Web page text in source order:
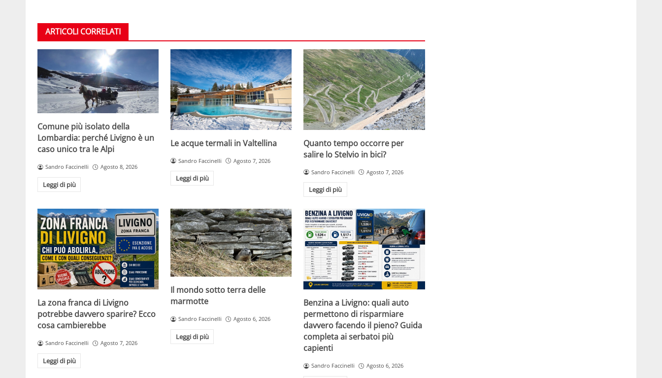
ARTICOLI CORRELATI
Comune più isolato della
Lombardia: perché Livigno è un
caso unico tra le Alpi
Sandro Faccinelli Agosto 8, 2026
Leggi di più
Le acque termali in Valtellina
Sandro Faccinelli Agosto 7, 2026
Leggi di più
Quanto tempo occorre per
salire lo Stelvio in bici?
Sandro Faccinelli Agosto 7, 2026
Leggi di più
La zona franca di Livigno
potrebbe davvero sparire? Ecco
cosa cambierebbe
Sandro Faccinelli Agosto 7, 2026
Leggi di più
Il mondo sotto terra delle
marmotte
Sandro Faccinelli Agosto 6, 2026
Leggi di più
Benzina a Livigno: quali auto
permettono di risparmiare
davvero facendo il pieno? Guida
completa ai serbatoi più
capienti
Sandro Faccinelli Agosto 6, 2026